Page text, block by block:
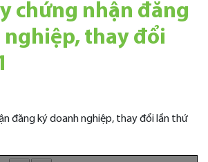
chứng nhận đăng
nghiệp, thay đổi
đăng ký doanh nghiệp, thay đổi lần thứ